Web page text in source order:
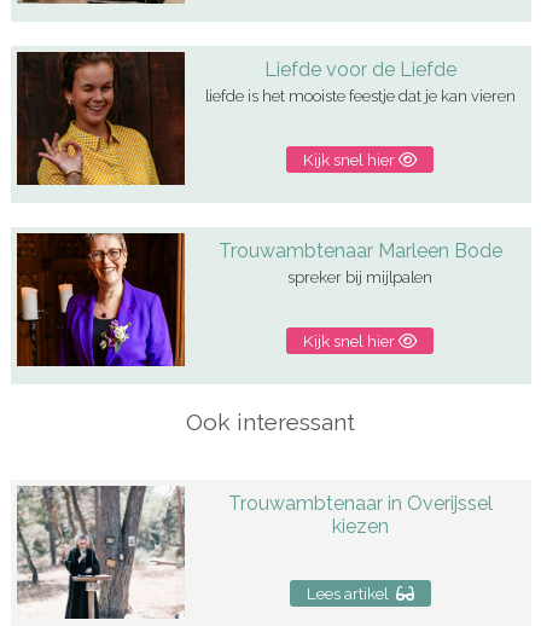
Liefde voor de Liefde
liefde is het mooiste feestje dat je kan vieren
Kijk snel hier
Trouwambtenaar Marleen Bode
spreker bij mijlpalen
Kijk snel hier
Ook interessant
Trouwambtenaar in Overijssel
kiezen
Lees artikel